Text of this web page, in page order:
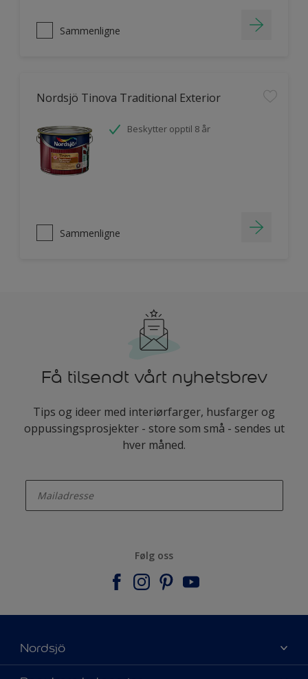
Sammenligne
Nordsjö Tinova Traditional Exterior
Beskytter opptil 8 år
Sammenligne
Få tilsendt vårt nyhetsbrev
Tips og ideer med interiørfarger, husfarger og
oppussingsprosjekter - store som små - sendes ut
hver måned.
Følg oss
Nordsjö
Om Nordsjö